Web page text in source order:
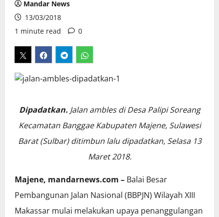
Mandar News
13/03/2018
1 minute read
0
Dipadatkan. Jalan ambles di Desa Palipi Soreang
Kecamatan Banggae Kabupaten Majene, Sulawesi
Barat (Sulbar) ditimbun lalu dipadatkan, Selasa 13
Maret 2018.
Majene, mandarnews.com – Balai Besar
Pembangunan Jalan Nasional (BBPJN) Wilayah XIII
Makassar mulai melakukan upaya penanggulangan